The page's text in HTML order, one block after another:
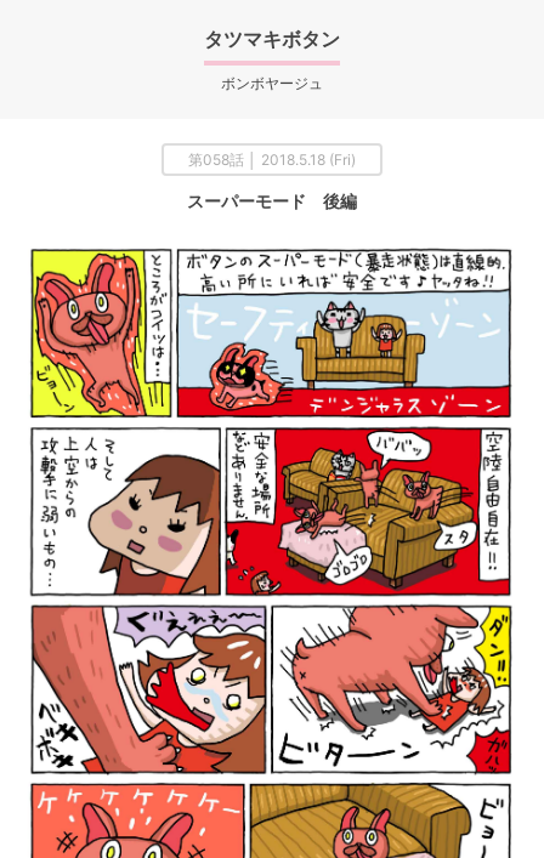
タツマキボタン
ボンボヤージュ
第058話 │ 2018.5.18 (Fri)
スーパーモード 後編